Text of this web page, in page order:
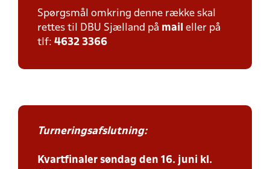
Spørgsmål omkring denne række skal
rettes til DBU Sjælland på mail eller på
tlf: 4632 3366
Turneringsafslutning:
Kvartfinaler søndag den 16. juni kl.